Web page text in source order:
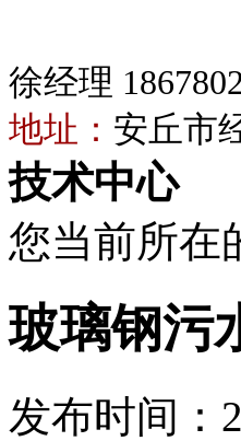
徐经理
地址： 安丘市
技术中心
您当前所在
玻璃钢污
发布时间：